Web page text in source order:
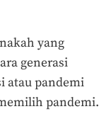
yang
generasi
atau pandemi
pandemi.